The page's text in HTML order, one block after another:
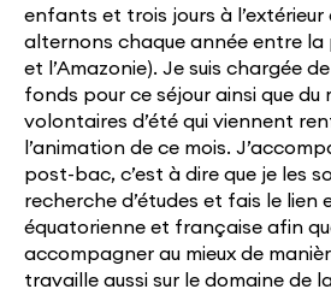
enfants et trois jours à l’extérieur
alternons chaque année entre
et l’Amazonie). Je suis chargée
fonds pour ce séjour ainsi que du
volontaires d’été qui viennent
l’animation de ce mois.
post-bac, c’est à dire que je les
recherche d’études et fais le lien
équatorienne et française afin
accompagner au mieux de
travaille aussi sur le domaine de